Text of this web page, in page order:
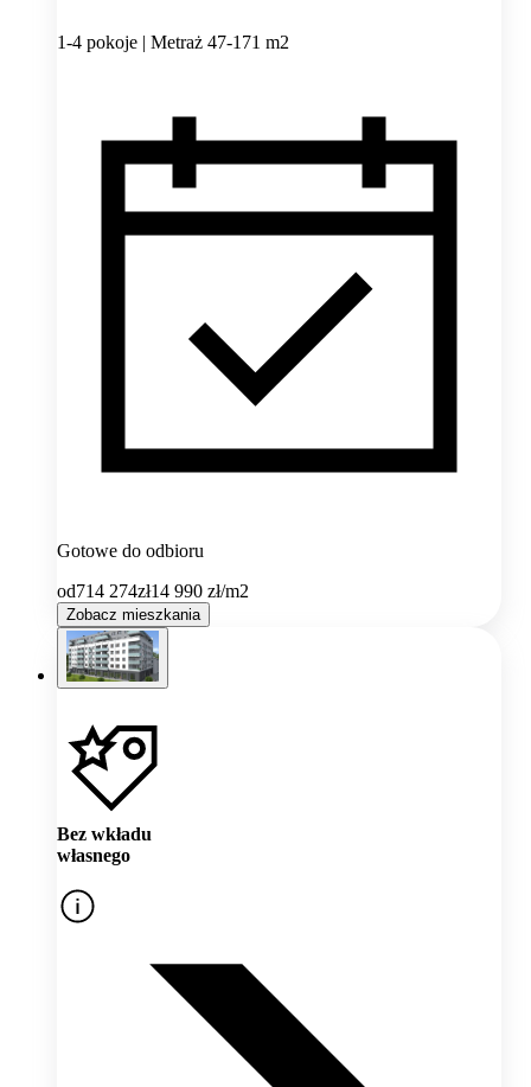
1-4 pokoje | Metraż 47-171 m2
Gotowe do odbioru
od714 274zł14 990 zł/m2
Zobacz mieszkania
Bez wkładu
własnego